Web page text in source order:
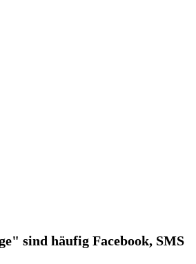
sind häufig Facebook, SMS